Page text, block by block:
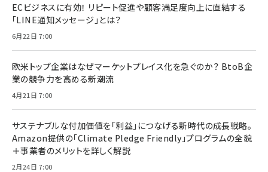
ECビジネスに有効！ リピート促進や顧客満足度向上に直結する
「LINE通知メッセージ」とは？
6月22日 7:00
欧米トップ企業はなぜマーケットプレイス化を急ぐのか？ BtoB企
業の競争力を高める新潮流
4月21日 7:00
サステナブルな付加価値を「利益」につなげる新時代の成長戦略。
Amazon提供の「Climate Pledge Friendly」プログラムの全貌
＋事業者のメリットを詳しく解説
2月24日 7:00